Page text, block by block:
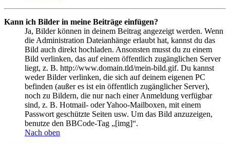
Kann ich Bilder in meine Beiträge einfügen?
Ja, Bilder können in deinem Beitrag angezeigt werden. Wenn
die Administration Dateianhänge erlaubt hat, kannst du das
Bild auch direkt hochladen. Ansonsten musst du zu einem
Bild verlinken, das auf einem öffentlich zugänglichen Server
liegt, z. B. http://www.domain.tld/mein-bild.gif. Du kannst
weder Bilder verlinken, die sich auf deinem eigenen PC
befinden (außer es ist ein öffentlich zugänglicher Server),
noch zu Bildern, die nur nach einer Anmeldung verfügbar
sind, z. B. Hotmail- oder Yahoo-Mailboxen, mit einem
Passwort geschützte Seiten usw. Um das Bild anzuzeigen,
benutze den BBCode-Tag „[img]“.
Nach oben